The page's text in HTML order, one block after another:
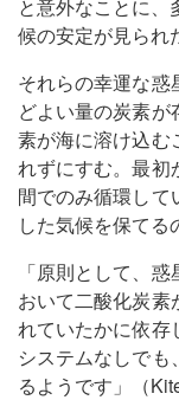
と意外なことに
候の安定が見られ
それらの幸運な惑
どよい量の炭素
素が海に溶け込む
れずにすむ。最初
間でのみ循環して
した気候を保てる
「原則として、
おいて二酸化炭素
れていたかに依存
システムなしで
るようです」（